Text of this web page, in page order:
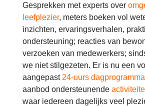
Gesprekken met experts over
leefplezier, meters boeken vol
inzichten, ervaringsverhalen,
ondersteuning; reacties van
verzoeken van medewerkers;
we niet stilgezeten. Er is nu een
aangepast 24-uurs dagprogramma
aanbod ondersteunende
waar iedereen dagelijks veel